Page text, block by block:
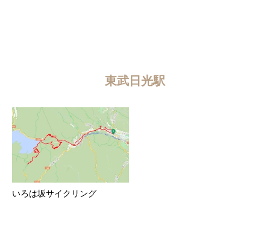
東武日光駅
いろは坂サイクリング